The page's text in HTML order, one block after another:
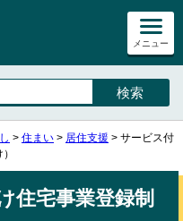
メニュー
> 住まい > 居住支援 > サービス付
住宅事業登録制